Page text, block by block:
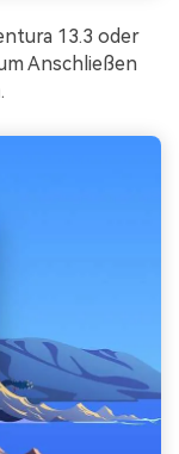
13.3 oder
Anschließen
.